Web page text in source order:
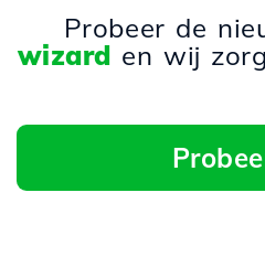
Probeer de
wizard en wij